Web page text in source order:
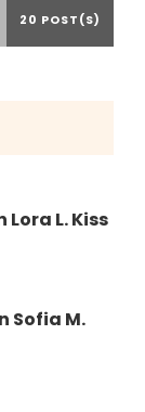
20 POST(S)
L. Kiss
Sofia M.